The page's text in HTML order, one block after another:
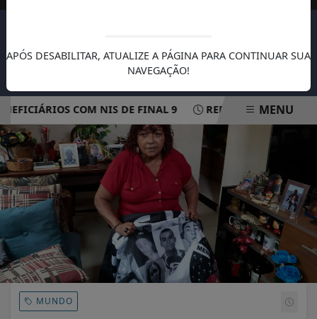
COM NIS DE FINAL 9 REDE ELÉTRICA MAIS
EM ALTA
MENU
MUNDO
APÓS DESABILITAR, ATUALIZE A PÁGINA PARA CONTINUAR SUA
NAVEGAÇÃO!